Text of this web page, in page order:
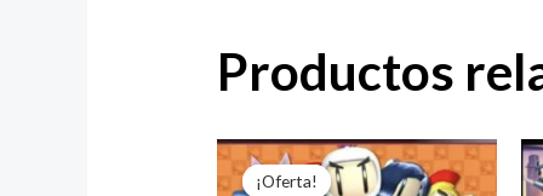
Productos
¡Oferta!
¡Oferta!
El
precio
original
El
precio
actual